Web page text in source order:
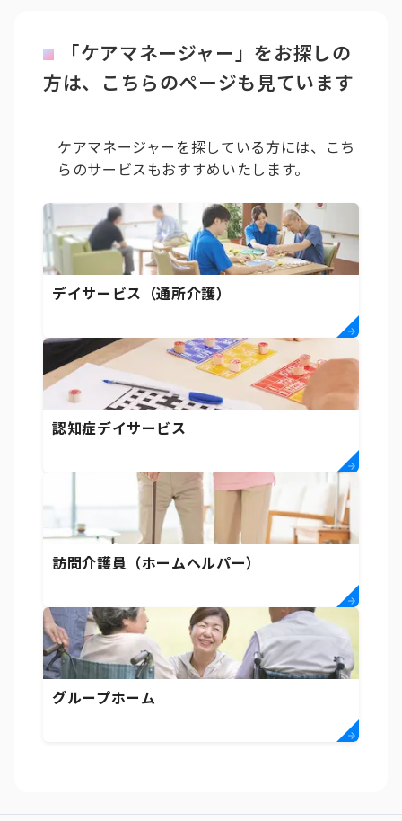
「ケアマネージャー」をお探しの
方は、こちらのページも見ています
ケアマネージャーを探している方には、こち
らのサービスもおすすめいたします。
デイサービス（通所介護）
認知症デイサービス
訪問介護員（ホームヘルパー）
グループホーム